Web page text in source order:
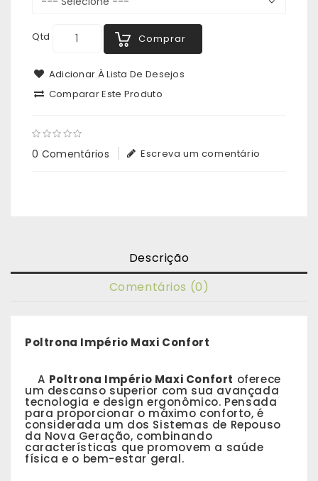
Qtd Comprar
Adicionar À Lista De Desejos
Comparar Este Produto
0 Comentários Escreva um comentário
Descrição
Comentários (0)
Poltrona Império Maxi Confort
A Poltrona Império Maxi Confort oferece
um descanso superior com sua avançada
tecnologia e design ergonômico. Pensada
para proporcionar o máximo conforto, é
considerada um dos Sistemas de Repouso
da Nova Geração, combinando
características que promovem a saúde
física e o bem-estar geral.